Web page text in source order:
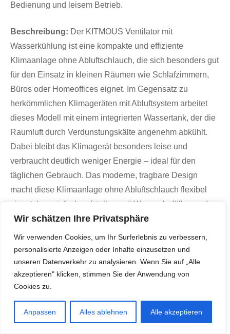
Wir schätzen Ihre Privatsphäre
Wir verwenden Cookies, um Ihr Surferlebnis zu verbessern,
personalisierte Anzeigen oder Inhalte einzusetzen und
unseren Datenverkehr zu analysieren. Wenn Sie auf „Alle
akzeptieren" klicken, stimmen Sie der Anwendung von
Cookies zu.
Anpassen Alles ablehnen Alle akzeptieren
Bedienung und leisem Betrieb.
Beschreibung: Der KITMOUS Ventilator mit
Wasserkühlung ist eine kompakte und effiziente
Klimaanlage ohne Abluftschlauch, die sich besonders gut
für den Einsatz in kleinen Räumen wie Schlafzimmern,
Büros oder Homeoffices eignet. Im Gegensatz zu
herkömmlichen Klimageräten mit Abluftsystem arbeitet
dieses Modell mit einem integrierten Wassertank, der die
Raumluft durch Verdunstungskälte angenehm abkühlt.
Dabei bleibt das Klimagerät besonders leise und
verbraucht deutlich weniger Energie – ideal für den
täglichen Gebrauch. Das moderne, tragbare Design
macht diese Klimaanlage ohne Abluftschlauch flexibel
einsetzbar: einfach aufstellen, mit Wasser befüllen und
einschalten – ohne komplizierte Montage, ohne
Schlauch, ohne Aufwand. Zusätzlich stehen mehrere
Betriebsmodi zur Verfügung, die je nach Bedarf
angepasst werden können – von leiser Nachtkühlung bis
hin zu kräftiger Erfrischung am Schreibtisch. Wer eine
mobile, energiesparende und bedienfreundliche
Klimaanlage ohne Abluftschlauch sucht,
trifft mit dem KITMOUS Klimagerät eine praktische und